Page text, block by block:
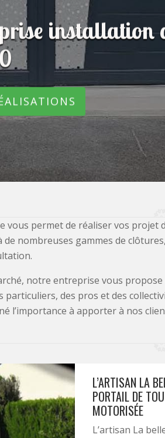
installation
vous permet de réaliser vos
de nombreuses gammes de
notre entreprise vous
particuliers, des pros et des
l’importance à apporter à nos
L’ARTISAN LA
PORTAIL DE
MOTORISÉE
L’artisan La